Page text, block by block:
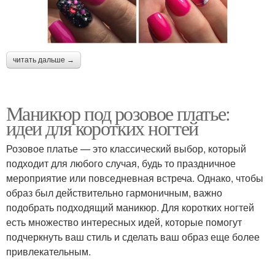
читать дальше →
Маникюр под розовое платье:
идеи для коротких ногтей
Розовое платье — это классический выбор, который
подходит для любого случая, будь то праздничное
мероприятие или повседневная встреча. Однако, чтобы
образ был действительно гармоничным, важно
подобрать подходящий маникюр. Для коротких ногтей
есть множество интересных идей, которые помогут
подчеркнуть ваш стиль и сделать ваш образ еще более
привлекательным.